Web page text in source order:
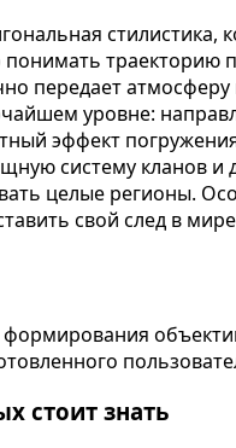
траекторию
передает
уровне:
эффект
систему кланов
целые регионы.
свой след в
стоит знать